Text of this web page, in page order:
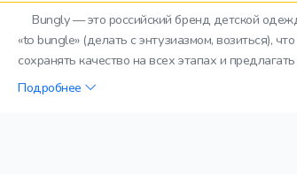
Bungly — это российский бренд детской
«to bungle» (делать с энтузиазмом, возиться),
сохранять качество на всех этапах и
Подробнее